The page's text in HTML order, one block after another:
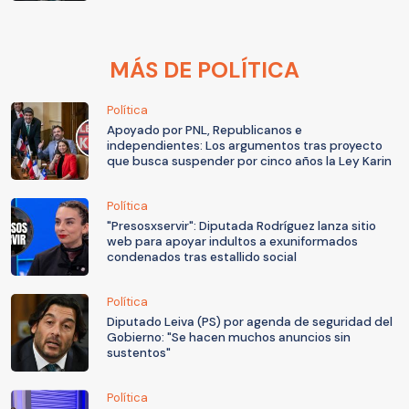
MÁS DE POLÍTICA
Política
Apoyado por PNL, Republicanos e
independientes: Los argumentos tras proyecto
que busca suspender por cinco años la Ley Karin
Política
"Presosxservir": Diputada Rodríguez lanza sitio
web para apoyar indultos a exuniformados
condenados tras estallido social
Política
Diputado Leiva (PS) por agenda de seguridad del
Gobierno: "Se hacen muchos anuncios sin
sustentos"
Política